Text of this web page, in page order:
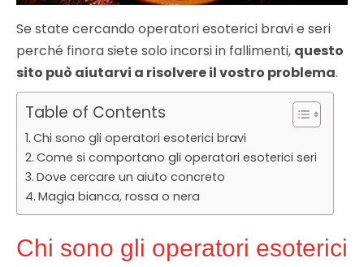
Se state cercando operatori esoterici bravi e seri
perché finora siete solo incorsi in fallimenti, questo
sito può aiutarvi a risolvere il vostro problema.
Table of Contents
Chi sono gli operatori esoterici bravi
Come si comportano gli operatori esoterici seri
Dove cercare un aiuto concreto
Magia bianca, rossa o nera
Chi sono gli operatori esoterici